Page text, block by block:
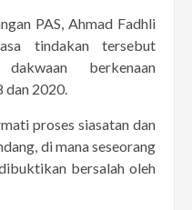
PAS, Ahmad Fadhli
tindakan tersebut
berkenaan
dan 2020.
proses siasatan dan
di mana seseorang
bersalah oleh